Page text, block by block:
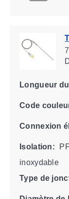
Longueur
Code
Connexion
Isolation:
inoxydable
Type de